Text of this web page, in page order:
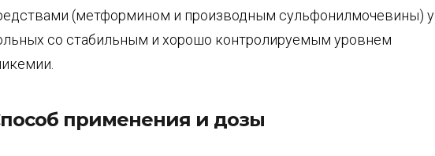
(метформином и производным сульфонилмочевины) у
со стабильным и хорошо контролируемым уровнем
применения и дозы